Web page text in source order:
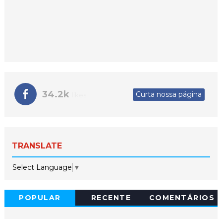
34.2k Curta nossa página
TRANSLATE
Select Language ▼
POPULAR RECENTE COMENTÁRIOS